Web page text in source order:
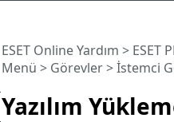
Yazılım
ESET Online Yardım > ESET
Menü > Görevler>İstemci